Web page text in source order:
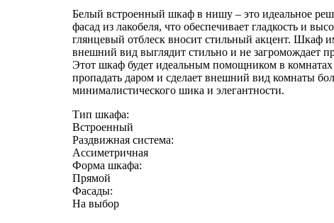
Белый встроенный шкаф в нишу – это идеальное
фасад из лакобеля, что обеспечивает гладкость и
глянцевый отблеск вносит стильный акцент. Шкаф
внешний вид выглядит стильно и не загромождает
Этот шкаф будет идеальным помощником в
пропадать даром и сделает внешний вид комнаты
минималистического шика и элегантности.
Тип шкафа:
Встроенный
Раздвижная система:
Ассиметричная
Форма шкафа:
Прямой
Фасады:
На выбор